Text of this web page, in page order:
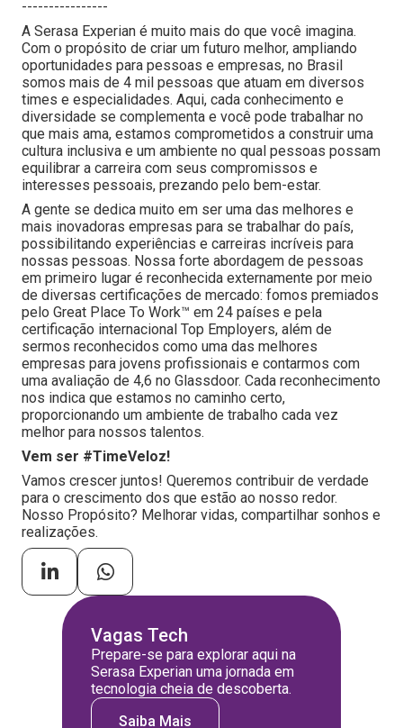
----------------
A Serasa Experian é muito mais do que você imagina.
Com o propósito de criar um futuro melhor, ampliando
oportunidades para pessoas e empresas, no Brasil
somos mais de 4 mil pessoas que atuam em diversos
times e especialidades. Aqui, cada conhecimento e
diversidade se complementa e você pode trabalhar no
que mais ama, estamos comprometidos a construir uma
cultura inclusiva e um ambiente no qual pessoas possam
equilibrar a carreira com seus compromissos e
interesses pessoais, prezando pelo bem-estar.
A gente se dedica muito em ser uma das melhores e
mais inovadoras empresas para se trabalhar do país,
possibilitando experiências e carreiras incríveis para
nossas pessoas. Nossa forte abordagem de pessoas
em primeiro lugar é reconhecida externamente por meio
de diversas certificações de mercado: fomos premiados
pelo Great Place To Work™ em 24 países e pela
certificação internacional Top Employers, além de
sermos reconhecidos como uma das melhores
empresas para jovens profissionais e contarmos com
uma avaliação de 4,6 no Glassdoor. Cada reconhecimento
nos indica que estamos no caminho certo,
proporcionando um ambiente de trabalho cada vez
melhor para nossos talentos.
Vem ser #TimeVeloz!
Vamos crescer juntos! Queremos contribuir de verdade
para o crescimento dos que estão ao nosso redor.
Nosso Propósito? Melhorar vidas, compartilhar sonhos e
realizações.
Vagas Tech
Prepare-se para explorar aqui na
Serasa Experian uma jornada em
tecnologia cheia de descoberta.
Saiba Mais